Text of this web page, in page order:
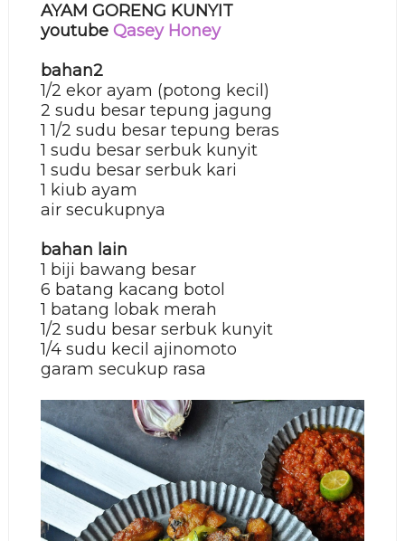
AYAM GORENG KUNYIT
youtube Qasey Honey
bahan2
1/2 ekor ayam (potong kecil)
2 sudu besar tepung jagung
1 1/2 sudu besar tepung beras
1 sudu besar serbuk kunyit
1 sudu besar serbuk kari
1 kiub ayam
air secukupnya
bahan lain
1 biji bawang besar
6 batang kacang botol
1 batang lobak merah
1/2 sudu besar serbuk kunyit
1/4 sudu kecil ajinomoto
garam secukup rasa